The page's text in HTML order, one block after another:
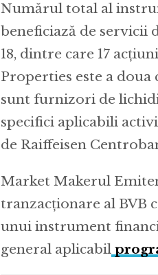
Numărul total al
beneficiază de servicii
18, dintre care 17
Properties este a
sunt furnizori de
specifici aplicabili
de Raiffeisen
Market Makerul
tranzacționare al BVB
unui instrument
general aplicabil